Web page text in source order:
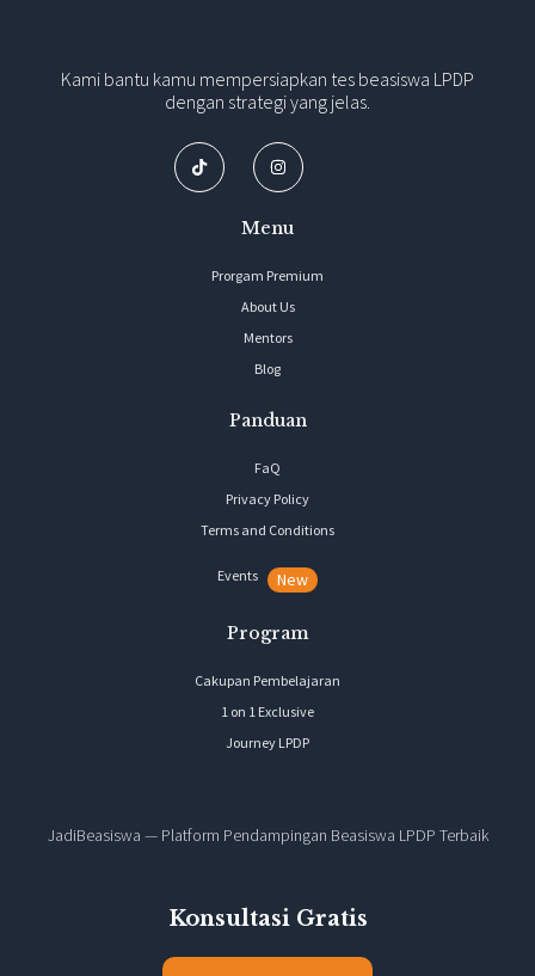
Kami bantu kamu mempersiapkan tes beasiswa LPDP
dengan strategi yang jelas.
Menu
Prorgam Premium
About Us
Mentors
Blog
Panduan
FaQ
Privacy Policy
Terms and Conditions
Events New
Program
Cakupan Pembelajaran
1 on 1 Exclusive
Journey LPDP
JadiBeasiswa — Platform Pendampingan Beasiswa LPDP Terbaik
Konsultasi Gratis